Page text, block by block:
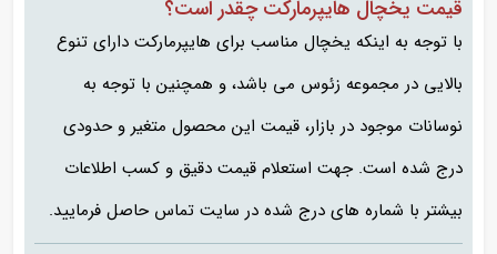
قیمت یخچال هایپرمارکت چقدر است؟
با توجه به اینکه یخچال مناسب برای هایپرمارکت دارای تنوع
بالایی در مجموعه زئوس می باشد، و همچنین با توجه به
نوسانات موجود در بازار، قیمت این محصول متغیر و حدودی
درج شده است. جهت استعلام قیمت دقیق و کسب اطلاعات
بیشتر با شماره های درج شده در سایت تماس حاصل فرمایید.